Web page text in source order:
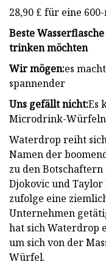
28,90 £ für eine
Beste
trinken möchten
Wir mögen:es
spannender
Uns gefällt nicht:Es
Microdrink-
Waterdrop reiht
Namen der
zu den
Djokovic und
zufolge eine
Unternehmen
hat sich Waterdrop
um sich von der
Würfel.